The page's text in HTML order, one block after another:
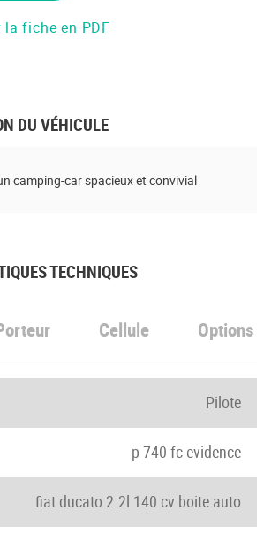
la fiche en PDF
DU VÉHICULE
camping-car spacieux et convivial
TECHNIQUES
Cellule Options
Pilote
p 740 fc evidence
fiat ducato 2.2l 140 cv boite auto